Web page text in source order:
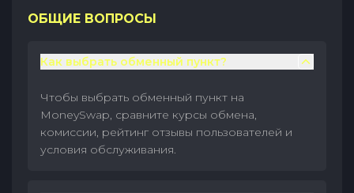
ОБЩИЕ ВОПРОСЫ
Как выбрать обменный пункт?
Чтобы выбрать обменный пункт на
MoneySwap, сравните курсы обмена,
комиссии, рейтинг отзывы пользователей и
условия обслуживания.